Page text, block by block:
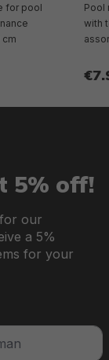
for pool
cm
Pool
with
5% off!
our
a 5%
for your